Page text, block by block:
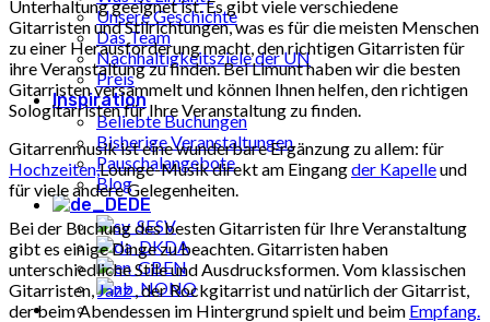
Unsere Geschichte
Das Team
Nachhaltigkeitsziele der UN
Preis
Inspiration
Beliebte Buchungen
Bisherige Veranstaltungen
Pauschalangebote
Blog
DE
SV
DA
EN
NO
Unterhaltung geeignet ist. Es gibt viele verschiedene
Gitarristen und Stilrichtungen, was es für die meisten Menschen
zu einer Herausforderung macht, den richtigen Gitarristen für
ihre Veranstaltung zu finden. Bei Limunt haben wir die besten
Gitarristen versammelt und können Ihnen helfen, den richtigen
Sologitarristen für Ihre Veranstaltung zu finden.
Gitarrenmusik ist eine wunderbare Ergänzung zu allem: für
Hochzeiten,Lounge-Musik direkt am Eingangder Kapelleund
für viele andere Gelegenheiten.
Bei der Buchung des besten Gitarristen für Ihre Veranstaltung
gibt es einige Dinge zu beachten. Gitarristen haben
unterschiedliche Stile und Ausdrucksformen. Vom klassischen
Gitarristen,Jazz, der Rockgitarrist und natürlich der Gitarrist,
der beim Abendessen im Hintergrund spielt und beim Empfang.